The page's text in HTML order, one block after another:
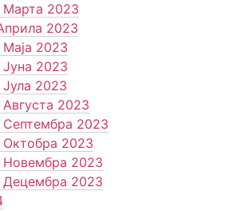
Марта 2023
2023
Маја 2023
Јуна 2023
Јула 2023
Августа 2023
Септембра 2023
Октобра 2023
Новембра 2023
Децембра 2023